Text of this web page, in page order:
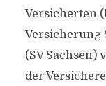
Versicherten
Versicherung
(SV Sachsen)
der